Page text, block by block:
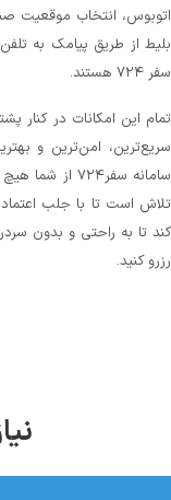
اتوبوس، انتخاب موقعیت
بلیط از طریق پیامک به
سفر ۷۲۴ هستند.
سریع‌ترین، امن‌ترین و
سامانه
تلاش است تا با جلب اعتماد
کند تا به راحتی و بدون
رزرو کنید.